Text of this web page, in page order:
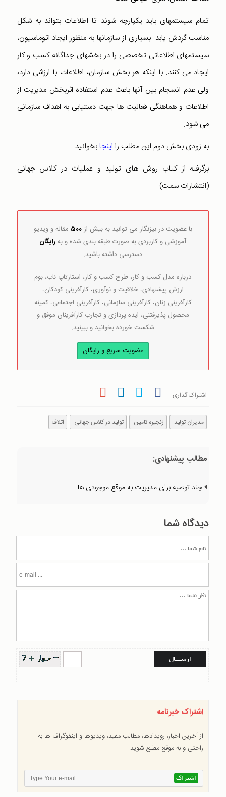
تمام سیستمهای باید یکپارچه شوند تا اطلاعات بتواند به شکل
مناسب گردش یابد. بسیاری از سازمانها به منظور ایجاد اتوماسیون،
سیستمهای اطلاعاتی تخصصی را در بخشهای جداگانه کسب و کار
ایجاد می کنند. با اینکه هر بخش سازمان، اطلاعات با ارزشی دارد،
ولی عدم انسجام بین آنها باعث عدم استفاده اثربخش مدیریت از
اطلاعات و هماهنگی قعالیت ها جهت دستیابی به اهداف سازمانی
می شود.
به زودی بخش دوم این مطلب را اینجابخوانید
برگرفته از کتاب روش های تولید و عملیات در کلاس جهانی
(انتشارات سمت)
با عضویت در بیزنگار می توانید به بیش از500 مقاله و ویدیو
آموزشی و کاربردی به صورت طبقه بندی شده و بهرایگان
دسترسی داشته باشید.
درباره مدل کسب و کار، طرح کسب و کار، استارتاپ ناب، بوم
ارزش پیشنهادی، خلاقیت و نوآوری، کارآفرینی کودکان،
کارآفرینی زنان، کارآفرینی سازمانی، کارآفرینی اجتماعی، کمینه
محصول پذیرفتنی، ایده پردازی و تجارب کارآفرینان موفق و
شکست خورده بخوانید و ببینید.
عضویت سریع و رایگان
اشتراک گذاری :
مدیران تولید زنجیره تامین تولید در کلاس جهانی اتلاف
مطالب پیشنهادی:
چند توصیه برای مدیریت به موقع موجودی ها
دیدگاه شما
اشتراک خبرنامه
از آخرین اخبار، رویدادها، مطالب مفید، ویدیوها و اینفوگراف ها به
راحتی و به موقع مطلع شوید.